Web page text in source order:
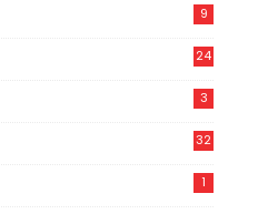
9
24
3
32
1